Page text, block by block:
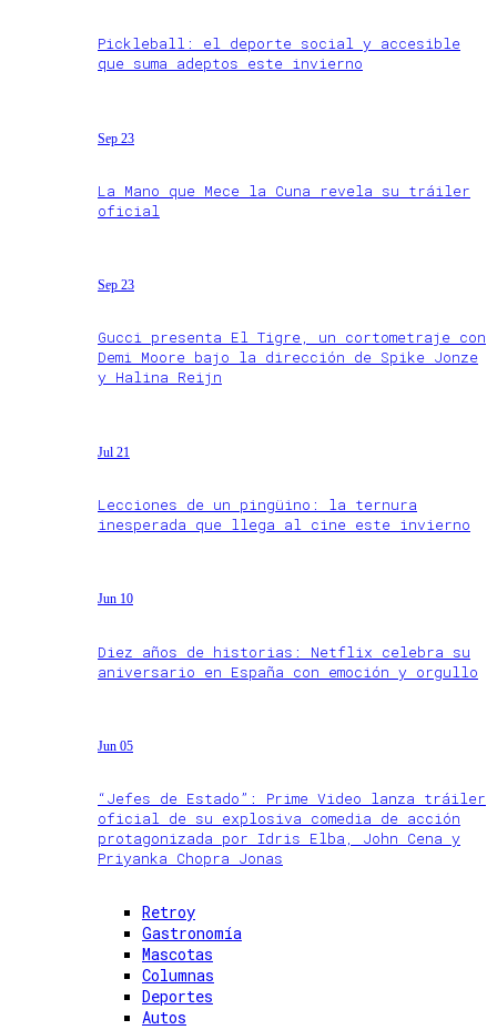
Pickleball: el deporte social y accesible
que suma adeptos este invierno
Sep 23
La Mano que Mece la Cuna revela su tráiler
oficial
Sep 23
Gucci presenta El Tigre, un cortometraje con
Demi Moore bajo la dirección de Spike Jonze
y Halina Reijn
Jul 21
Lecciones de un pingüino: la ternura
inesperada que llega al cine este invierno
Jun 10
Diez años de historias: Netflix celebra su
aniversario en España con emoción y orgullo
Jun 05
“Jefes de Estado”: Prime Video lanza tráiler
oficial de su explosiva comedia de acción
protagonizada por Idris Elba, John Cena y
Priyanka Chopra Jonas
Retroy
Gastronomía
Mascotas
Columnas
Deportes
Autos